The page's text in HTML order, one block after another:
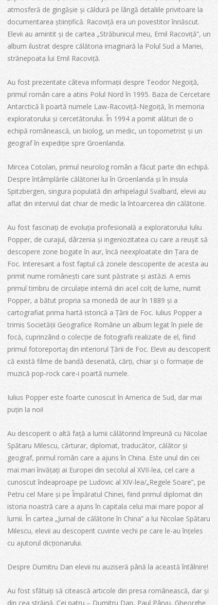
atmosferă de gingășie și căldură pe lângă detaliile privitoare la
documentarea științifică. Racoviță era un povestitor înnăscut.
Elevii au amintit și de cartea „Străbunicul meu, Emil Racoviță”, un
album ilustrat despre călătoria imaginară la Polul Sud a Mariei,
strănepoata lui Emil Racoviță.
Au fost prezentate câteva informații despre Teodor Negoiță,
primul român care a atins Polul Nord în 1995. Baza de Cercetare
Antarctică îi poartă numele Law-Racoviță-Negoiță, în memoria
exploratorului și cercetătorului. În 1994 a pornit alături de o
echipă românească, un biolog, un medic, un topometrist și un
geograf în expediție spre Groenlanda.
Mircea Cotolan, primul neurolog român a făcut parte din echipă.
Despre întâmplările călătoriei lui în Groenlanda și în insula
Spitzbergen, singura populată din arhipelagul Svalbard, elevii au
aflat din interviul dat chiar de medic la întoarcerea din călătorie.
Au fost fascinați de evoluția profesională a exploratorului Iuliu
Popper, de curajul, dârzenia și ingeniozitatea cu care a reușit să
descopere zone bogate în aur, încă neexploatate din Țara de
Foc. Interesant a fost faptul că zonele descoperite de acesta au
primit nume românești care sunt păstrate și astăzi. A emis
primul timbru de circulație internă din acel colț de lume, numit
Popper, a bătut propria sa monedă de aur în 1889 și a
cartografiat prima hartă istorică a Țării de Foc. Iulius Popper a
trimis Societății Geografice Române un album legat în piele de
focă, cuprinzând o colecție de fotografii realizate de el, fiind
primul fotoreportaj din interiorul Țării de Foc. Elevii au descoperit
că există filme de bandă desenată, cărți, chiar și o formație de
muzică pop-rock care-i poartă numele.
Iulius Popper este foarte cunoscut în America de Sud, dar mai
puțin la noi!
Au descoperit o altă față a lumii călătorind împreună cu Nicolae
Spătaru Milescu, cărturar, diplomat, traducător, călător și
geograf, primul român care a ajuns în China. Este unul din cei
mai mari învățați ai Europei din secolul al XVII-lea, cel care a
cunoscut îndeaproape pe Ludovic al XIV-lea/„Regele Soare”, pe
Petru cel Mare și pe Împăratul Chinei, fiind primul diplomat din
istoria noastră care a ajuns în capitala celui mai mare popor al
lumii. În cartea „Jurnal de călătorie în China” a lui Nicolae Spătaru
Milescu, elevii au descoperit cuvinte vechi pe care le-au înțeles
cu ajutorul dicționarului.
Despre Dumitru Dan elevii nu auziseră până la această întâlnire!
Au fost sfătuiți să citească articole din presa românească, dar și
din cea străină. Cei patru – Dumitru Dan, Paul Pârvu, Gheorghe